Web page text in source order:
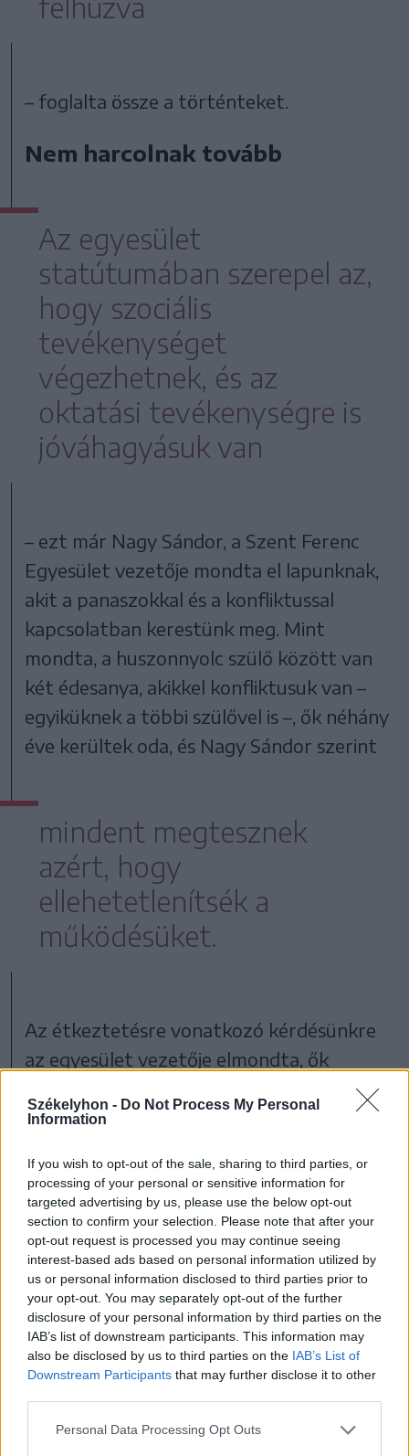
Székelyhon - Do Not Process My Personal
Information
If you wish to opt-out of the sale, sharing to third parties, or
processing of your personal or sensitive information for
targeted advertising by us, please use the below opt-out
section to confirm your selection. Please note that after your
opt-out request is processed you may continue seeing
interest-based ads based on personal information utilized by
us or personal information disclosed to third parties prior to
your opt-out. You may separately opt-out of the further
disclosure of your personal information by third parties on the
IAB’s list of downstream participants. This information may
also be disclosed by us to third parties on the IAB’s List of
Downstream Participants that may further disclose it to other
Personal Data Processing Opt Outs
felhúzva
– foglalta össze a történteket.
Nem harcolnak tovább
Az egyesület
statútumában szerepel az,
hogy szociális
tevékenységet
végezhetnek, és az
oktatási tevékenységre is
jóváhagyásuk van
– ezt már Nagy Sándor, a Szent Ferenc
Egyesület vezetője mondta el lapunknak,
akit a panaszokkal és a konfliktussal
kapcsolatban kerestünk meg. Mint
mondta, a huszonnyolc szülő között van
két édesanya, akikkel konfliktusuk van –
egyiküknek a többi szülővel is –, ők néhány
éve kerültek oda, és Nagy Sándor szerint
mindent megtesznek
azért, hogy
ellehetetlenítsék a
működésüket.
Az étkeztetésre vonatkozó kérdésünkre
az egyesület vezetője elmondta, ők
gyermekekre, azért főznek, mert ők ott is
kell pakoljanak ételt, de vannak néhányan,
akik nem visznek, így
kénytelenek voltak a
sajátjukból adni, hiszen a
gyermek kívánta, amikor
elkezdődött a közös
tízóraizás